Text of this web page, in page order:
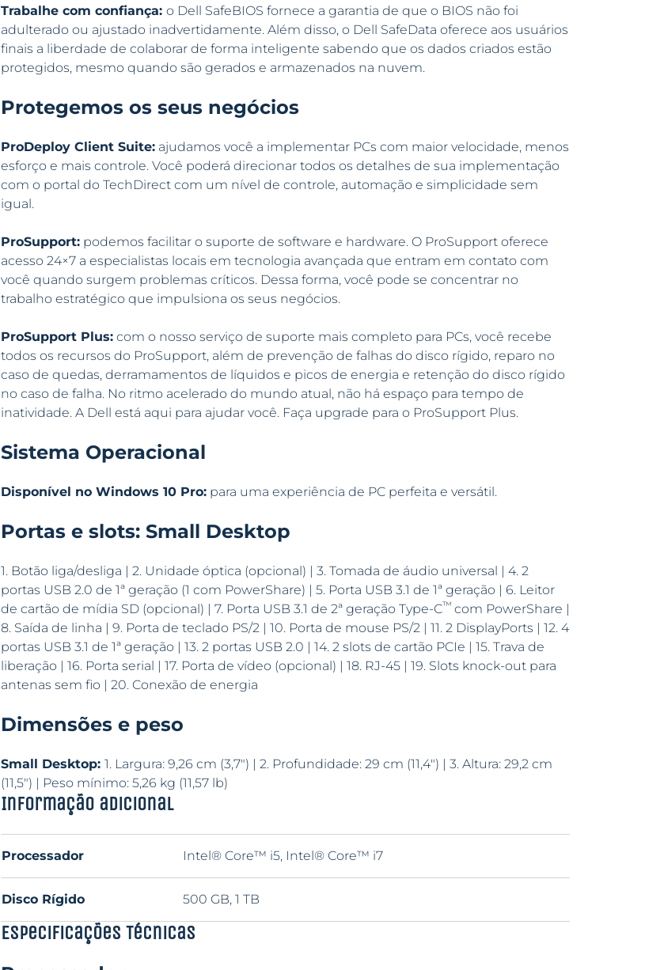
Trabalhe com confiança: o Dell SafeBIOS fornece a garantia de que o BIOS não foi
adulterado ou ajustado inadvertidamente. Além disso, o Dell SafeData oferece aos usuários
finais a liberdade de colaborar de forma inteligente sabendo que os dados criados estão
protegidos, mesmo quando são gerados e armazenados na nuvem.
Protegemos os seus negócios
ProDeploy Client Suite:ajudamos você a implementar PCs com maior velocidade, menos
esforço e mais controle. Você poderá direcionar todos os detalhes de sua implementação
com o portal do TechDirect com um nível de controle, automação e simplicidade sem
igual.
ProSupport:podemos facilitar o suporte de software e hardware. O ProSupport oferece
acesso 24×7 a especialistas locais em tecnologia avançada que entram em contato com
você quando surgem problemas críticos. Dessa forma, você pode se concentrar no
trabalho estratégico que impulsiona os seus negócios.
ProSupport Plus:com o nosso serviço de suporte mais completo para PCs, você recebe
todos os recursos do ProSupport, além de prevenção de falhas do disco rígido, reparo no
caso de quedas, derramamentos de líquidos e picos de energia e retenção do disco rígido
no caso de falha. No ritmo acelerado do mundo atual, não há espaço para tempo de
inatividade. A Dell está aqui para ajudar você. Faça upgrade para o ProSupport Plus.
Sistema Operacional
Disponível no Windows 10 Pro:para uma experiência de PC perfeita e versátil.
Portas e slots: Small Desktop
1. Botão liga/desliga | 2. Unidade óptica (opcional) | 3. Tomada de áudio universal | 4. 2
portas USB 2.0 de 1ª geração (1 com PowerShare) | 5. Porta USB 3.1 de 1ª geração | 6. Leitor
de cartão de mídia SD (opcional) | 7. Porta USB 3.1 de 2ª geração Type-C™ com PowerShare |
8. Saída de linha | 9. Porta de teclado PS/2 | 10. Porta de mouse PS/2 | 11. 2 DisplayPorts | 12. 4
portas USB 3.1 de 1ª geração | 13. 2 portas USB 2.0 | 14. 2 slots de cartão PCIe | 15. Trava de
liberação | 16. Porta serial | 17. Porta de vídeo (opcional) | 18. RJ-45 | 19. Slots knock-out para
antenas sem fio | 20. Conexão de energia
Dimensões e peso
Small Desktop: 1. Largura: 9,26 cm (3,7″) | 2. Profundidade: 29 cm (11,4″) | 3. Altura: 29,2 cm
(11,5″) | Peso mínimo: 5,26 kg (11,57 lb)
Informação adicional
Processador Intel® Core™ i5, Intel® Core™ i7
Disco Rígido 500 GB, 1 TB
Especificações Técnicas